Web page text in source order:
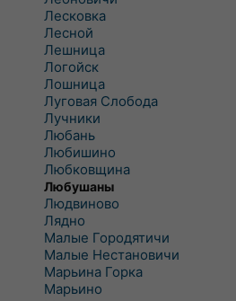
Лесковка
Лесной
Лешница
Логойск
Лошница
Луговая Слобода
Лучники
Любань
Любишино
Любковщина
Любушаны
Людвиново
Лядно
Малые Городятичи
Малые Нестановичи
Марьина Горка
Марьино